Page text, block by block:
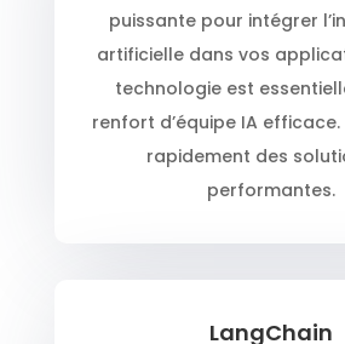
puissante pour intégrer
artificielle dans vos
technologie est
renfort d’équipe IA
rapidement des
performantes.
LangChain